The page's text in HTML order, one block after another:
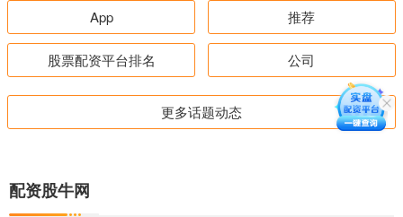
App 推荐
股票配资平台排名 公司
更多话题动态
配资股牛网